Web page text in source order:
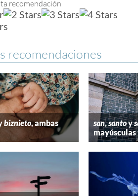
recomendación
recomendaciones
biznieto, ambas
san,santoy